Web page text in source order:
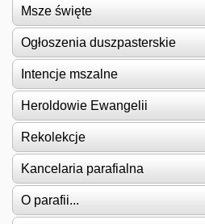
Msze święte
Ogłoszenia duszpasterskie
Intencje mszalne
Heroldowie Ewangelii
Rekolekcje
Kancelaria parafialna
O parafii...